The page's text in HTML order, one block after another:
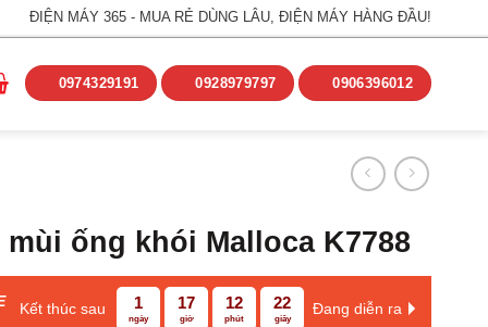
ĐIỆN MÁY 365 - MUA RẺ DÙNG LÂU, ĐIỆN MÁY HÀNG ĐẦU!
0974329191 0928979797 0906396012
mùi ống khói Malloca K7788
Kết thúc sau 1
ngày
17
giờ
12
phút
22
giây
Đang diễn ra